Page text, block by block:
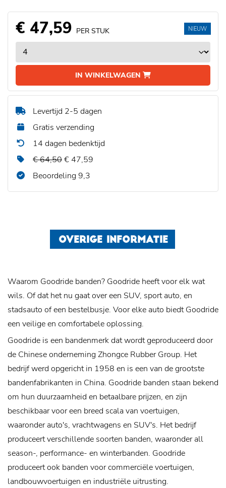
€ 47,59 PER STUK
IN WINKELWAGEN
NIEUW
Levertijd 2-5 dagen
Gratis verzending
14 dagen bedenktijd
€ 64,50€ 47,59
Beoordeling 9,3
OVERIGE INFORMATIE
Waarom Goodride banden? Goodride heeft voor elk wat
wils. Of dat het nu gaat over een SUV, sport auto, en
stadsauto of een bestelbusje. Voor elke auto biedt Goodride
een veilige en comfortabele oplossing.
Goodride is een bandenmerk dat wordt geproduceerd door
de Chinese onderneming Zhongce Rubber Group. Het
bedrijf werd opgericht in 1958 en is een van de grootste
bandenfabrikanten in China. Goodride banden staan bekend
om hun duurzaamheid en betaalbare prijzen, en zijn
beschikbaar voor een breed scala van voertuigen,
waaronder auto's, vrachtwagens en SUV's. Het bedrijf
produceert verschillende soorten banden, waaronder all
season-, performance- en winterbanden. Goodride
produceert ook banden voor commerciële voertuigen,
landbouwvoertuigen en industriële uitrusting.